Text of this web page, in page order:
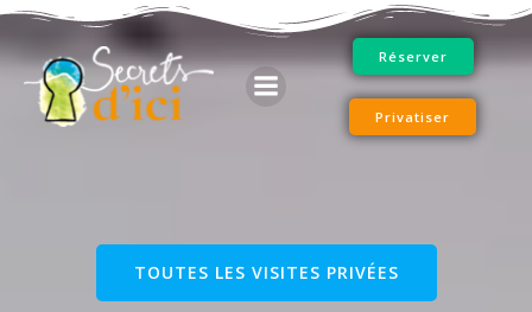
au
contenu
Réserver
Privatiser
TOUTES LES VISITES PRIVÉES